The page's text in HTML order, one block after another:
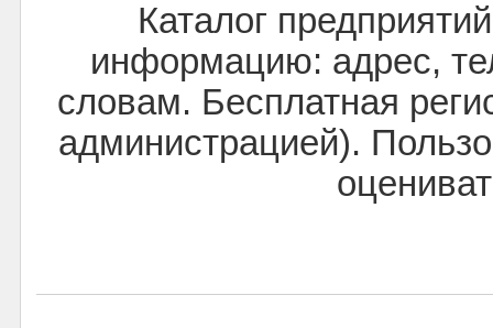
Каталог
информацию: адрес,
словам. Бесплатная
администрацией).